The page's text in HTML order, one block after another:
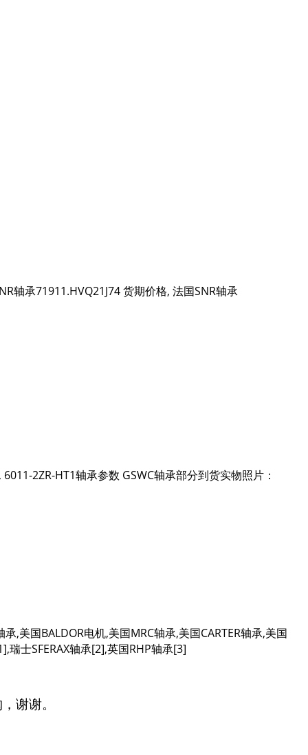
轴承71911.HVQ21J74 货期价格, 法国SNR轴承
2ZR-HT1轴承参数 GSWC轴承部分到货实物照片：
,美国BALDOR电机,美国MRC轴承,美国CARTER轴承,美国
瑞士SFERAX轴承[2],英国RHP轴承[3]
谢谢。